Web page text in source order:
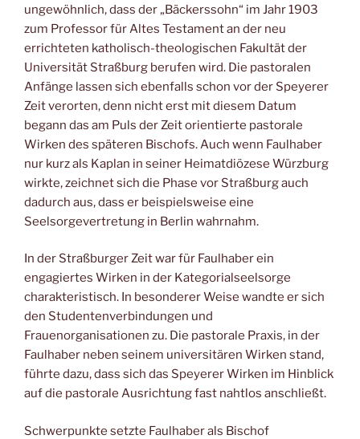
ungewöhnlich, dass der „Bäckerssohn“ im Jahr 1903
zum Professor für Altes Testament an der neu
errichteten katholisch-theologischen Fakultät der
Universität Straßburg berufen wird. Die pastoralen
Anfänge lassen sich ebenfalls schon vor der Speyerer
Zeit verorten, denn nicht erst mit diesem Datum
begann das am Puls der Zeit orientierte pastorale
Wirken des späteren Bischofs. Auch wenn Faulhaber
nur kurz als Kaplan in seiner Heimatdiözese Würzburg
wirkte, zeichnet sich die Phase vor Straßburg auch
dadurch aus, dass er beispielsweise eine
Seelsorgevertretung in Berlin wahrnahm.
In der Straßburger Zeit war für Faulhaber ein
engagiertes Wirken in der Kategorialseelsorge
charakteristisch. In besonderer Weise wandte er sich
den Studentenverbindungen und
Frauenorganisationen zu. Die pastorale Praxis, in der
Faulhaber neben seinem universitären Wirken stand,
führte dazu, dass sich das Speyerer Wirken im Hinblick
auf die pastorale Ausrichtung fast nahtlos anschließt.
Schwerpunkte setzte Faulhaber als Bischof